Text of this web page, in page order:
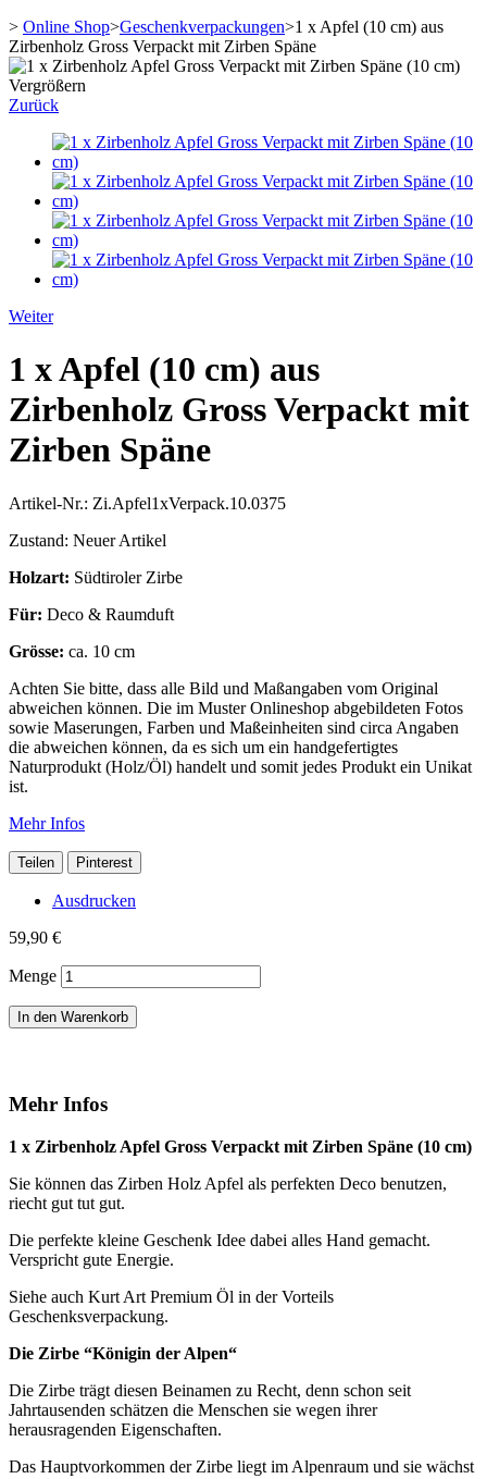
> Online Shop>Geschenkverpackungen>1 x Apfel (10 cm) aus
Zirbenholz Gross Verpackt mit Zirben Späne
Vergrößern
Zurück
Weiter
1 x Apfel (10 cm) aus
Zirbenholz Gross Verpackt mit
Zirben Späne
Artikel-Nr.: Zi.Apfel1xVerpack.10.0375
Zustand: Neuer Artikel
Holzart: Südtiroler Zirbe
Für: Deco & Raumduft
Grösse: ca. 10 cm
Achten Sie bitte, dass alle Bild und Maßangaben vom Original
abweichen können. Die im Muster Onlineshop abgebildeten Fotos
sowie Maserungen, Farben und Maßeinheiten sind circa Angaben
die abweichen können, da es sich um ein handgefertigtes
Naturprodukt (Holz/Öl) handelt und somit jedes Produkt ein Unikat
ist.
Mehr Infos
Teilen Pinterest
Ausdrucken
59,90 €
Menge
In den Warenkorb
Mehr Infos
1 x Zirbenholz Apfel Gross Verpackt mit Zirben Späne (10 cm)
Sie können das Zirben Holz Apfel als perfekten Deco benutzen,
riecht gut tut gut.
Die perfekte kleine Geschenk Idee dabei alles Hand gemacht.
Verspricht gute Energie.
Siehe auch Kurt Art Premium Öl in der Vorteils
Geschenksverpackung.
Die Zirbe “Königin der Alpen“
Die Zirbe trägt diesen Beinamen zu Recht, denn schon seit
Jahrtausenden schätzen die Menschen sie wegen ihrer
herausragenden Eigenschaften.
Das Hauptvorkommen der Zirbe liegt im Alpenraum und sie wächst